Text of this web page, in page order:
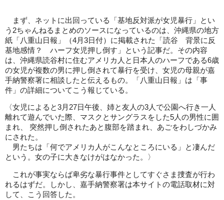
まず、ネットに出回っている「基地反対派が女児暴行」とい
う2ちゃんねるまとめのソースになっているのは、沖縄県の地方
紙「八重山日報」（4月3日付）に掲載された「読谷 背景に反
基地感情？ ハーフ女児押し倒す」という記事だ。その内容
は、沖縄県読谷村に住むアメリカ人と日本人のハーフである6歳
の女児が複数の男に押し倒されて暴行を受け、女児の母親が嘉
手納警察署に相談したと伝えるもの。「八重山日報」は「事
件」の詳細についてこう報じている。
〈女児によると3月27日午後、姉と友人の3人で公園へ行き一人
離れて遊んでいた際、マスクとサングラスをした5人の男性に囲
まれ、 突然押し倒されたあと腹部を踏まれ、あごをわしづかみ
にされた。
男たちは「何でアメリカ人がこんなところにいる」と凄んだ
という。女の子に大きなけがはなかった。〉
これが事実ならば卑劣な暴行事件としてすぐさま捜査が行わ
れるはずだ。しかし、嘉手納警察署は本サイトの電話取材に対
して、こう回答した。